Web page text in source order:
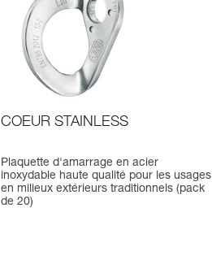
COEUR STAINLESS
Plaquette d'amarrage en acier
inoxydable haute qualité pour les usages
en milieux extérieurs traditionnels (pack
de 20)